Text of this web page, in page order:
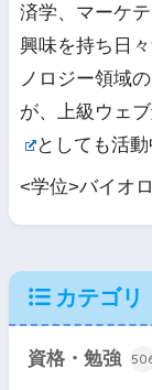
済学、マーケ
興味を持ち日
ノロジー領域
が、上級ウェ
としても活動
<学位>バイオ
カテゴリ
資格・勉強